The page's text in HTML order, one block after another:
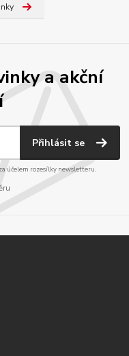
a akční
Přihlásit se
účelem rozesílky newsletteru.